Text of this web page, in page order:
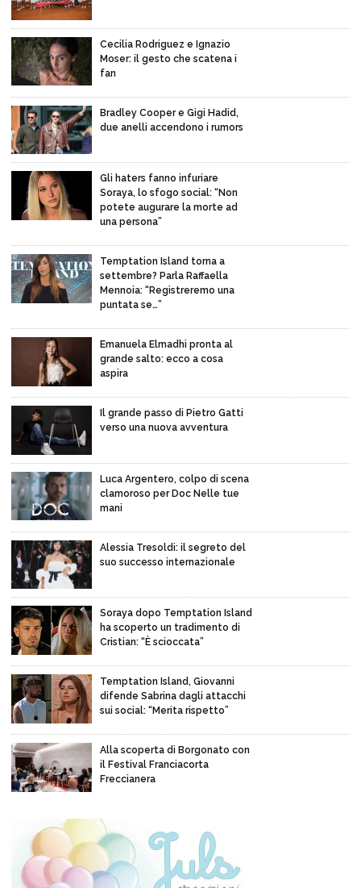
Cecilia Rodriguez e Ignazio
Moser: il gesto che scatena i
fan
Bradley Cooper e Gigi Hadid,
due anelli accendono i rumors
Gli haters fanno infuriare
Soraya, lo sfogo social: “Non
potete augurare la morte ad
una persona”
Temptation Island torna a
settembre? Parla Raffaella
Mennoia: “Registreremo una
puntata se…”
Emanuela Elmadhi pronta al
grande salto: ecco a cosa
aspira
Il grande passo di Pietro Gatti
verso una nuova avventura
Luca Argentero, colpo di scena
clamoroso per Doc Nelle tue
mani
Alessia Tresoldi: il segreto del
suo successo internazionale
Soraya dopo Temptation Island
ha scoperto un tradimento di
Cristian: “È scioccata”
Temptation Island, Giovanni
difende Sabrina dagli attacchi
sui social: “Merita rispetto”
Alla scoperta di Borgonato con
il Festival Franciacorta
Freccianera